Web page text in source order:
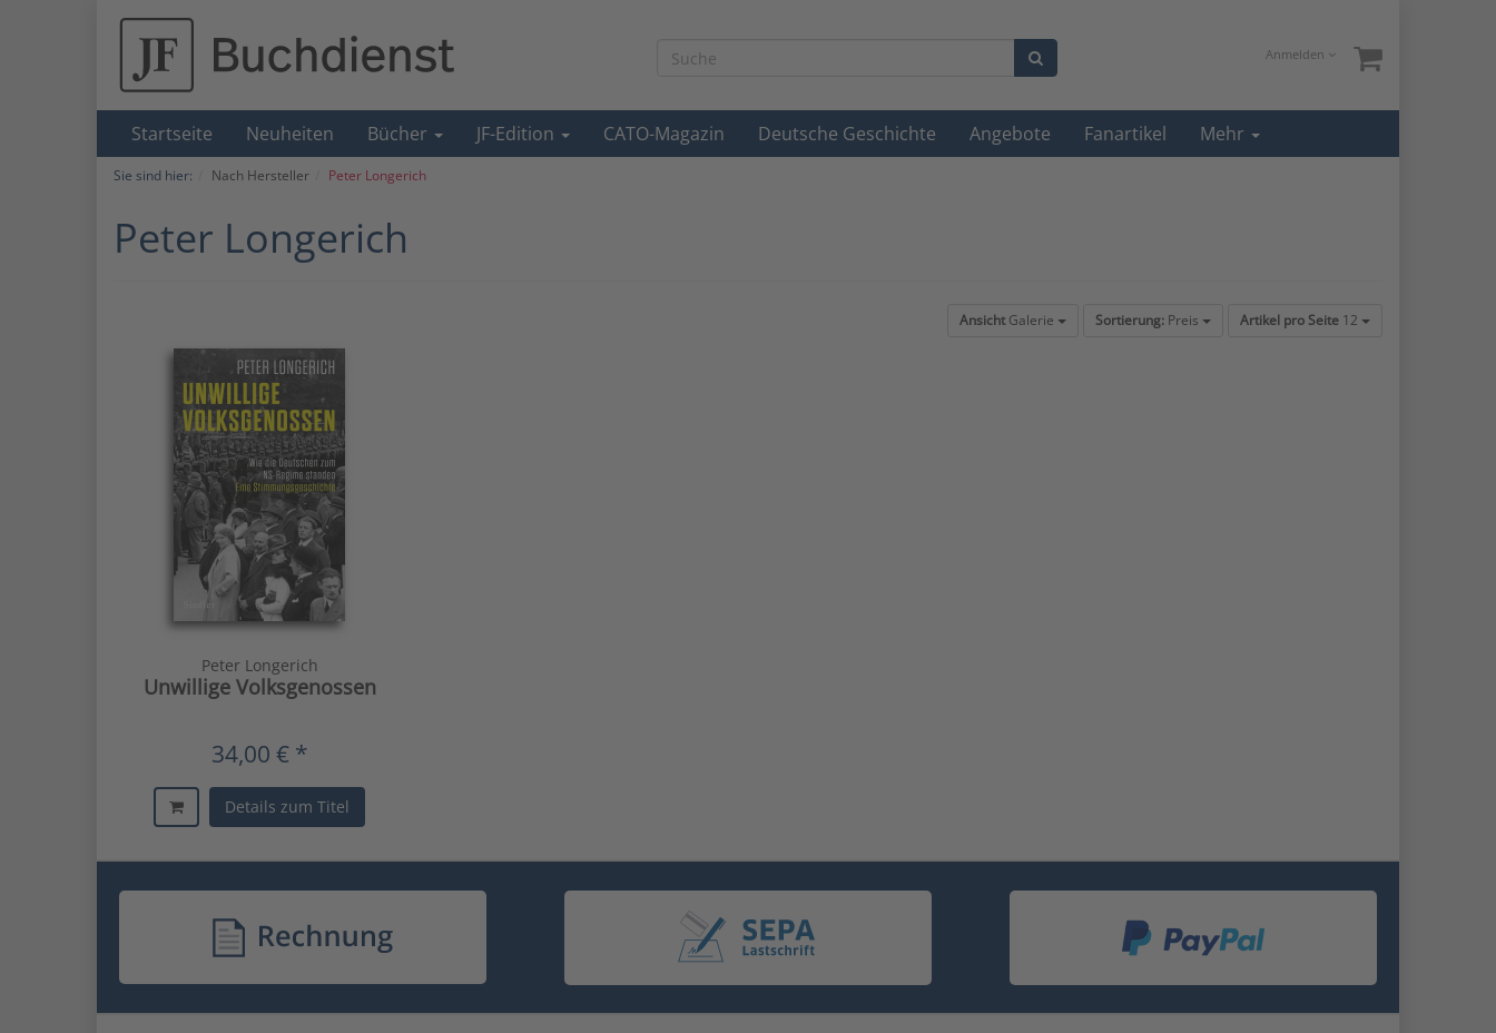
Anmelden
Startseite Neuheiten Bücher JF-Edition CATO-Magazin Deutsche Geschichte Angebote Fanartikel Mehr
Sie sind hier: Nach Hersteller Peter Longerich
Peter Longerich
AnsichtGalerie Sortierung: Preis Artikel pro Seite 12
Peter Longerich
Unwillige Volksgenossen
34,00 € *
Details zum Titel